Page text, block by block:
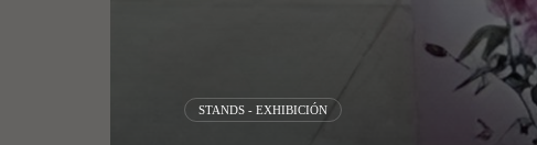
STANDS - EXHIBICIÓN